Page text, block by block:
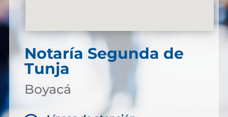
Notaría Segunda de
Tunja
Boyacá